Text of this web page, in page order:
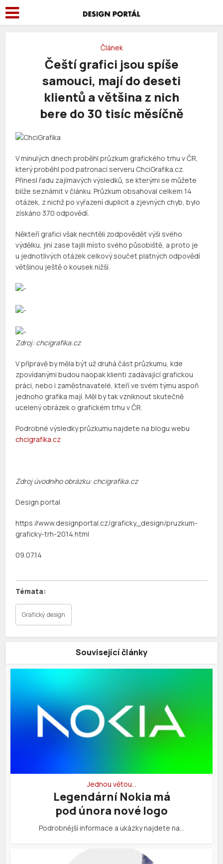
Článek
Čeští grafici jsou spíše
samouci, mají do deseti
klientů a většina z nich
bere do 30 tisíc měsíčně
V minulých dnech proběhl průzkum grafického trhu v ČR,
který proběhl pod patronací serveru ChciGrafika.cz.
Přinesl řadu zajímavých výsledků, se kterými se můžete
blíže seznámit v článku. Průzkum obsahoval celkem 14
otázek, z nichž po vyřazení duplicit a zjevných chyb, bylo
získáno 370 odpovědí.
Někteří grafici však nechtěli zodpovědět výši svého
výdělku, jiní zase tajili místo svého působiště, a proto je
u jednotlivých otázek celkový součet platných odpovědí
většinou ještě o kousek nižší.
Zdroj: chcigrafika.cz
V přípravě by měla být už druhá část průzkumu, kde
zpovídanými budou naopak klienti zadávající grafickou
práci, nebo i zaměstnavatelé, kteří ve svém týmu aspoň
jednoho grafika mají. Měl by tak vzniknout skutečně
ucelený obrázek o grafickém trhu v ČR.
Podrobné výsledky průzkumu najdete na blogu webu
chcigrafika.cz
Zdroj úvodního obrázku: chcigrafika.cz
Design portal
https://www.designportal.cz/graficky_design/pruzkum-
graficky-trh-2014.html
09.07.14
Grafický design
Související články
Jednou větou…
Legendární Nokia má
pod února nové logo
Podrobnější informace a ukázky najdete na…